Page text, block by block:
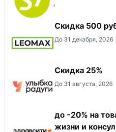
Скидка 500
До 31 декабря, 2026
Скидка 25%
До 31 августа, 2026
до -20% на
жизни и